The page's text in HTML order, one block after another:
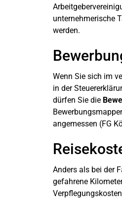
unternehmerische
werden.
Wenn Sie sich im
in der
dürfen Sie die
angemessen (FG
Anders als bei der
gefahrene